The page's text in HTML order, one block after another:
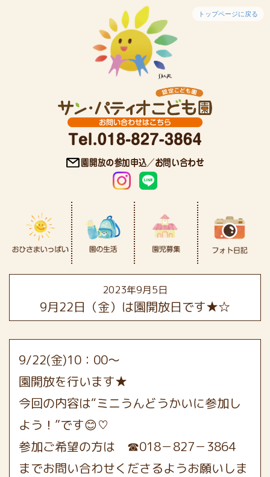
トップページに戻る
2023年9月5日
9月22日（金）は園開放日です★☆
9/22(金)10：00～
園開放を行います★
今回の内容は“ミニうんどうかいに参加し
よう！”です😊♡
参加ご希望の方は ☎018－827－3864
までお問い合わせくださるようお願いしま